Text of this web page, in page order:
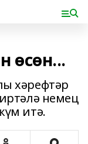
өсөн...
хәрефтәр
немец
итә.